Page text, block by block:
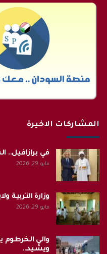
المشاركات الاخيرة
في برازافيل..
مايو 29, 2026
وزارة التربية
مايو 29, 2026
والي الخرطوم
ويشيد…